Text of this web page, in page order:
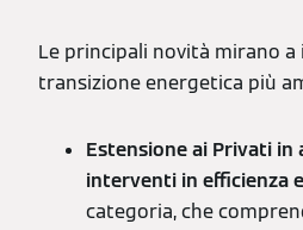
Le principali novità mirano a
transizione energetica più
Estensione ai Privati in
interventi in efficienza
categoria, che